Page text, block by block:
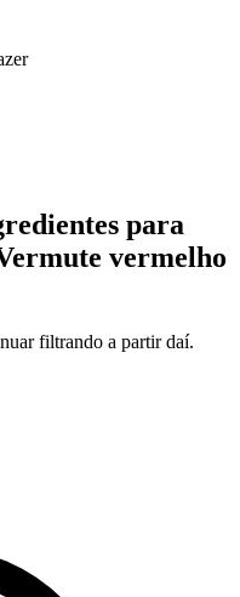
para
vermelho
filtrando a partir daí.